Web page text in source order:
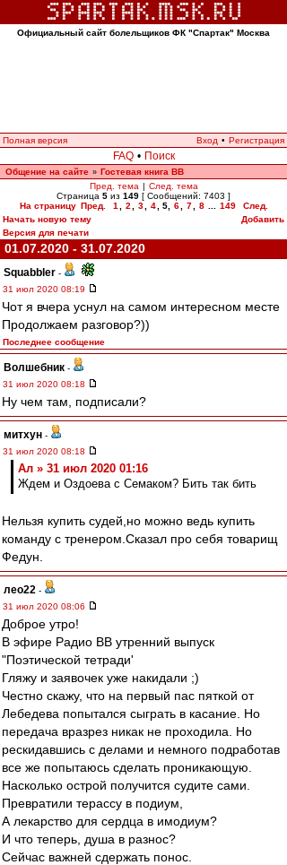
Официальный сайт болельщиков ФК "Спартак" Москва
Полная версия Вход • Регистрация
FAQ • Поиск
Общение на сайте » Гостевая книга ВВ
Пред. тема | След. тема
Страница 5 из 149 [ Сообщений: 7403 ]
На страницу Пред. 1 2 3 4 5, 6 7 8 149
След.
Начать новую тему
Добавить
Версия для печати
01.07.2020 - 31.07.2020
Squabbler -
31 июл 2020 08:19
Чот я вчера уснул на самом интересном месте
Продолжаем разговор?))
Последнее сообщение
Волшебник -
31 июл 2020 08:18
Ну чем там, подписали?
митхун -
31 июл 2020 08:18
Ал » 31 июл 2020 01:16
Ждем и Оздоева с Семаком? Бить так бить
Нельзя купить судей,но можно ведь купить
команду с тренером.Сказал про себя товарищ
Федун.
лео22 -
31 июл 2020 08:06
Доброе утро!
В эфире Радио ВВ утренний выпуск
"Поэтической тетради'
Гляжу и заявочек уже накидали ;)
Честно скажу, что на первый пас пяткой от
Лебедева попытался сыграть в касание. Но
передача вразрез никак не проходила. Но
рескидавшись с делами и немного подработав
все же попытаюсь сделать проникающую.
Насколько острой получится судите сами.
Превратили терассу в подиум,
А лекарство для сердца в имодиум?
И что теперь, душа в разнос?
Сейчас важней сдержать понос.